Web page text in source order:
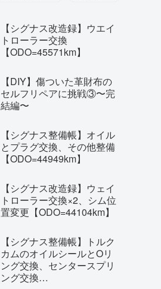
【シグナス改造録】ウエイ
トローラー交換
【ODO=45571km】
【DIY】傷ついた革財布の
セルフリペアに挑戦③〜完
結編〜
【シグナス整備帳】オイル
とプラグ交換、その他整備
【ODO=44949km】
【シグナス改造録】ウェイ
トローラー交換×2、シム位
置変更【ODO=44104km】
【シグナス整備帳】トルク
カムのオイルシールとOリ
ング交換、センタースプリ
ング交換